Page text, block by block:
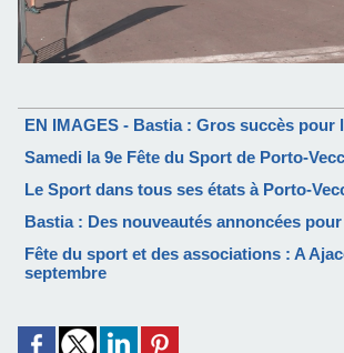
EN IMAGES - Bastia : Gros succès pour
Samedi la 9e Fête du Sport de Porto-
Le Sport dans tous ses états à Porto-
Bastia : Des nouveautés annoncées
Fête du sport et des associations : A
septembre